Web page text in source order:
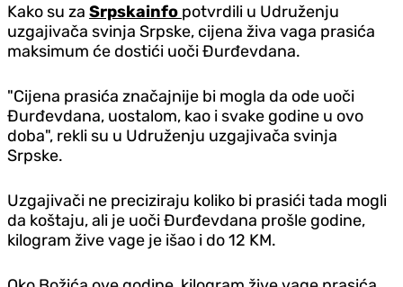
Kako su za Srpskainfo potvrdili u Udruženju
uzgajivača svinja Srpske, cijena živa vaga prasića
maksimum će dostići uoči Đurđevdana.
"Cijena prasića značajnije bi mogla da ode uoči
Đurđevdana, uostalom, kao i svake godine u ovo
doba", rekli su u Udruženju uzgajivača svinja
Srpske.
Uzgajivači ne preciziraju koliko bi prasići tada mogli
da koštaju, ali je uoči Đurđevdana prošle godine,
kilogram žive vage je išao i do 12 KM.